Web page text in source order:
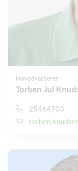
Hovedkasserer
Torben Jul
25464703